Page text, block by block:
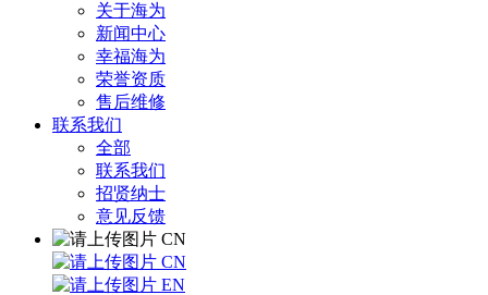
关于海为
新闻中心
幸福海为
荣誉资质
售后维修
联系我们
全部
联系我们
招贤纳士
意见反馈
CN
CN
EN